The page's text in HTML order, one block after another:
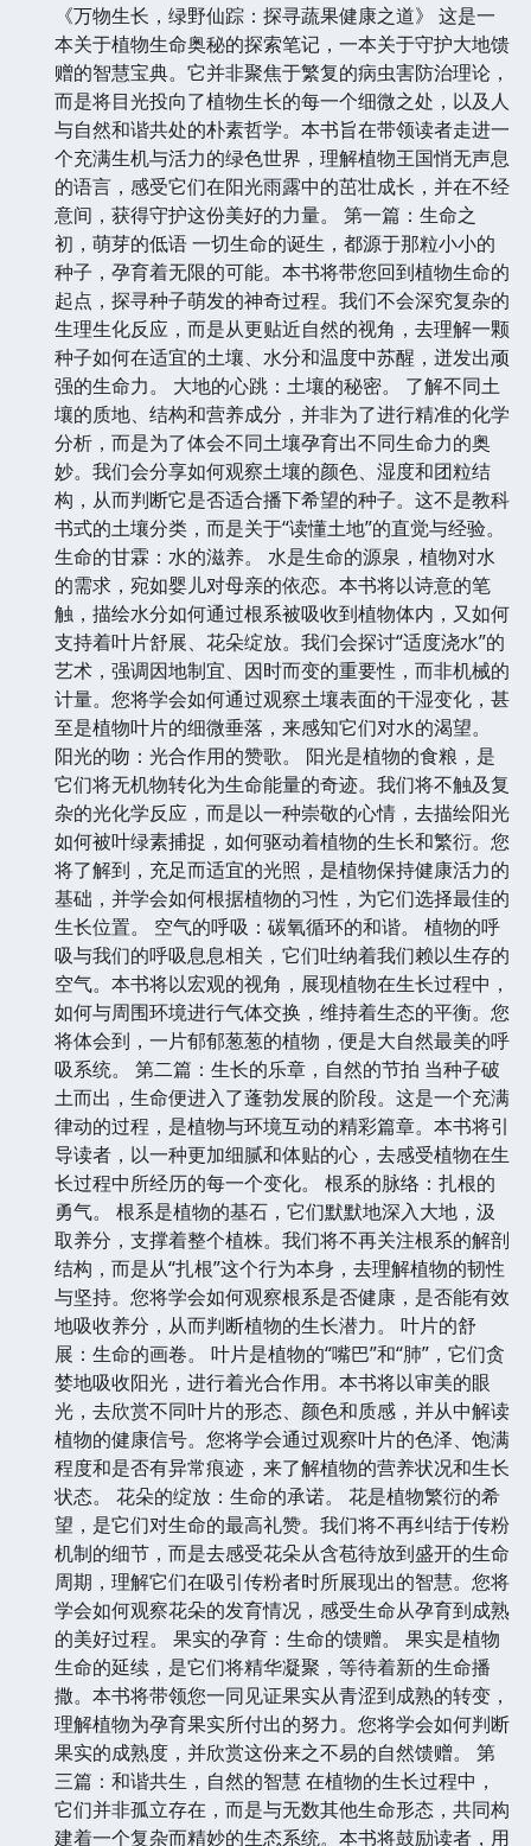
《万物生长，绿野仙踪：探寻蔬果健康之道》 这是一
本关于植物生命奥秘的探索笔记，一本关于守护大地馈
赠的智慧宝典。它并非聚焦于繁复的病虫害防治理论，
而是将目光投向了植物生长的每一个细微之处，以及人
与自然和谐共处的朴素哲学。本书旨在带领读者走进一
个充满生机与活力的绿色世界，理解植物王国悄无声息
的语言，感受它们在阳光雨露中的茁壮成长，并在不经
意间，获得守护这份美好的力量。 第一篇：生命之
初，萌芽的低语 一切生命的诞生，都源于那粒小小的
种子，孕育着无限的可能。本书将带您回到植物生命的
起点，探寻种子萌发的神奇过程。我们不会深究复杂的
生理生化反应，而是从更贴近自然的视角，去理解一颗
种子如何在适宜的土壤、水分和温度中苏醒，迸发出顽
强的生命力。 大地的心跳：土壤的秘密。 了解不同土
壤的质地、结构和营养成分，并非为了进行精准的化学
分析，而是为了体会不同土壤孕育出不同生命力的奥
妙。我们会分享如何观察土壤的颜色、湿度和团粒结
构，从而判断它是否适合播下希望的种子。这不是教科
书式的土壤分类，而是关于“读懂土地”的直觉与经验。
生命的甘霖：水的滋养。 水是生命的源泉，植物对水
的需求，宛如婴儿对母亲的依恋。本书将以诗意的笔
触，描绘水分如何通过根系被吸收到植物体内，又如何
支持着叶片舒展、花朵绽放。我们会探讨“适度浇水”的
艺术，强调因地制宜、因时而变的重要性，而非机械的
计量。您将学会如何通过观察土壤表面的干湿变化，甚
至是植物叶片的细微垂落，来感知它们对水的渴望。
阳光的吻：光合作用的赞歌。 阳光是植物的食粮，是
它们将无机物转化为生命能量的奇迹。我们将不触及复
杂的光化学反应，而是以一种崇敬的心情，去描绘阳光
如何被叶绿素捕捉，如何驱动着植物的生长和繁衍。您
将了解到，充足而适宜的光照，是植物保持健康活力的
基础，并学会如何根据植物的习性，为它们选择最佳的
生长位置。 空气的呼吸：碳氧循环的和谐。 植物的呼
吸与我们的呼吸息息相关，它们吐纳着我们赖以生存的
空气。本书将以宏观的视角，展现植物在生长过程中，
如何与周围环境进行气体交换，维持着生态的平衡。您
将体会到，一片郁郁葱葱的植物，便是大自然最美的呼
吸系统。 第二篇：生长的乐章，自然的节拍 当种子破
土而出，生命便进入了蓬勃发展的阶段。这是一个充满
律动的过程，是植物与环境互动的精彩篇章。本书将引
导读者，以一种更加细腻和体贴的心，去感受植物在生
长过程中所经历的每一个变化。 根系的脉络：扎根的
勇气。 根系是植物的基石，它们默默地深入大地，汲
取养分，支撑着整个植株。我们将不再关注根系的解剖
结构，而是从“扎根”这个行为本身，去理解植物的韧性
与坚持。您将学会如何观察根系是否健康，是否能有效
地吸收养分，从而判断植物的生长潜力。 叶片的舒
展：生命的画卷。 叶片是植物的“嘴巴”和“肺”，它们贪
婪地吸收阳光，进行着光合作用。本书将以审美的眼
光，去欣赏不同叶片的形态、颜色和质感，并从中解读
植物的健康信号。您将学会通过观察叶片的色泽、饱满
程度和是否有异常痕迹，来了解植物的营养状况和生长
状态。 花朵的绽放：生命的承诺。 花是植物繁衍的希
望，是它们对生命的最高礼赞。我们将不再纠结于传粉
机制的细节，而是去感受花朵从含苞待放到盛开的生命
周期，理解它们在吸引传粉者时所展现出的智慧。您将
学会如何观察花朵的发育情况，感受生命从孕育到成熟
的美好过程。 果实的孕育：生命的馈赠。 果实是植物
生命的延续，是它们将精华凝聚，等待着新的生命播
撒。本书将带领您一同见证果实从青涩到成熟的转变，
理解植物为孕育果实所付出的努力。您将学会如何判断
果实的成熟度，并欣赏这份来之不易的自然馈赠。 第
三篇：和谐共生，自然的智慧 在植物的生长过程中，
它们并非孤立存在，而是与无数其他生命形态，共同构
建着一个复杂而精妙的生态系统。本书将鼓励读者，用